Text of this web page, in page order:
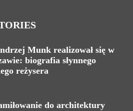
Munk realizował się w
biografia słynnego
reżysera
do architektury